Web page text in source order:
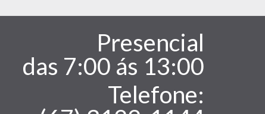
Presencial
das 7:00 ás 13:00
Telefone: